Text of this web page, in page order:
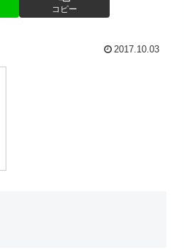
コピー
2017.10.03